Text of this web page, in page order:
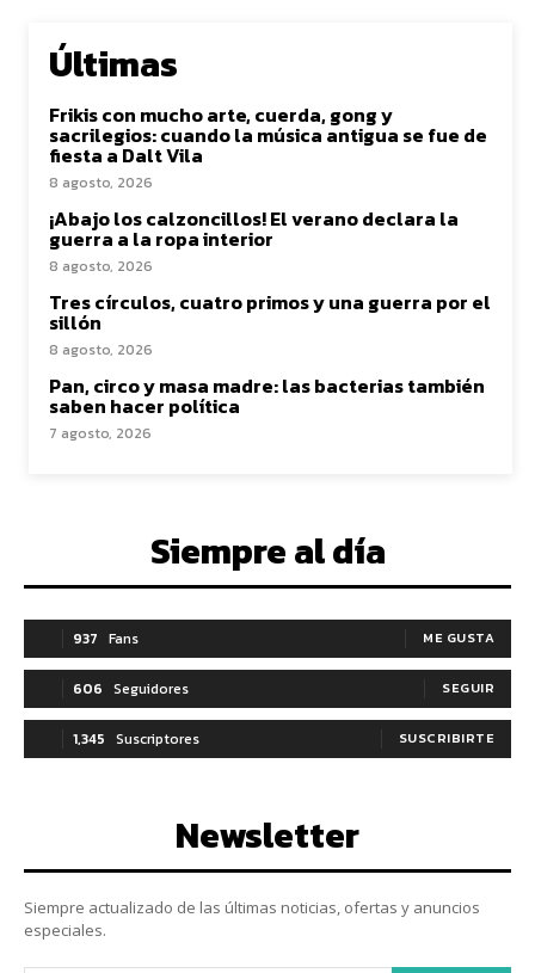
Últimas
Frikis con mucho arte, cuerda, gong y
sacrilegios: cuando la música antigua se fue de
fiesta a Dalt Vila
8 agosto, 2026
¡Abajo los calzoncillos! El verano declara la
guerra a la ropa interior
8 agosto, 2026
Tres círculos, cuatro primos y una guerra por el
sillón
8 agosto, 2026
Pan, circo y masa madre: las bacterias también
saben hacer política
7 agosto, 2026
Siempre al día
937 Fans ME GUSTA
606 Seguidores SEGUIR
1,345 Suscriptores SUSCRIBIRTE
Newsletter
Siempre actualizado de las últimas noticias, ofertas y anuncios
especiales.